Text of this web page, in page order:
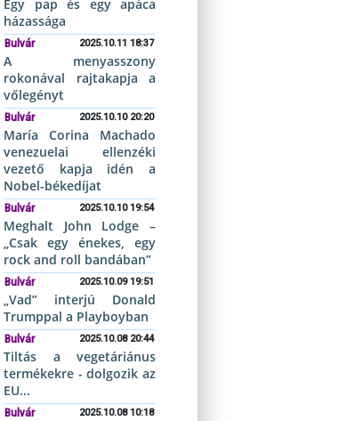
Egy pap és egy apáca
házassága
Bulvár 2025.10.11 18:37
A menyasszony
rokonával rajtakapja a
vőlegényt
Bulvár 2025.10.10 20:20
María Corina Machado
venezuelai ellenzéki
vezető kapja idén a
Nobel-békedíjat
Bulvár 2025.10.10 19:54
Meghalt John Lodge –
„Csak egy énekes, egy
rock and roll bandában”
Bulvár 2025.10.09 19:51
„Vad” interjú Donald
Trumppal a Playboyban
Bulvár 2025.10.08 20:44
Tiltás a vegetáriánus
termékekre - dolgozik az
EU...
Bulvár 2025.10.08 10:18